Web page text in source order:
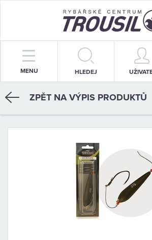
MENU HLEDEJ
PRUTY
NAVIJÁKY
BIŽUTERIE
ZPĚT NA VÝPIS PRODUKTŮ